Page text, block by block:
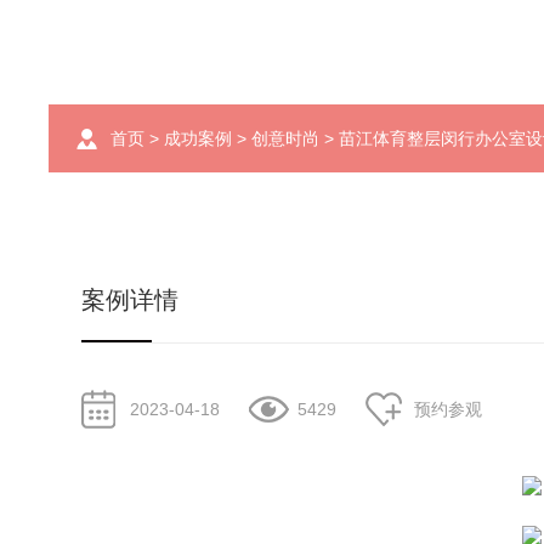
首页 > 成功案例 > 创意时尚 > 苗江体育整层闵行办公室
案例详情
2023-04-18 5429 预约参观